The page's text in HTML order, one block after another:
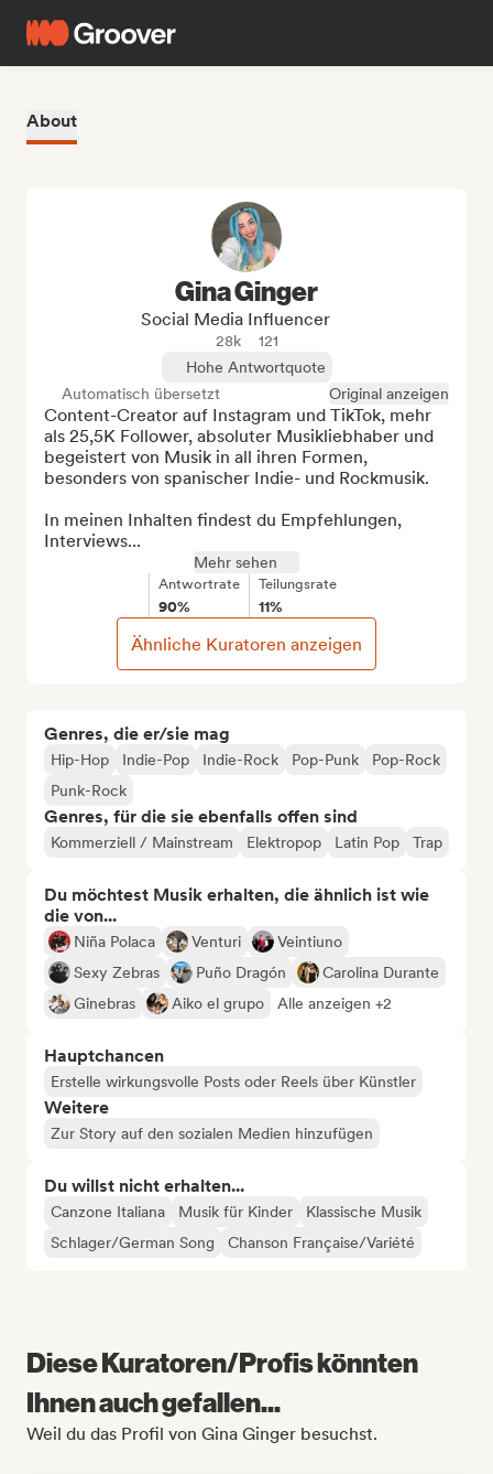
About
Genres, die er/sie mag
Hip-Hop Indie-Pop Indie-Rock Pop-Punk
Pop-Rock
Punk-Rock
Genres, für die sie ebenfalls offen sind
Kommerziell / Mainstream Elektropop Latin Pop Trap
Du möchtest Musik erhalten, die ähnlich ist wie
die von...
Niña Polaca Venturi
Veintiuno
Sexy Zebras
Puño Dragón
Carolina Durante
Ginebras
Aiko el grupo Alle anzeigen +2
Hauptchancen
Erstelle wirkungsvolle Posts oder Reels über Künstler
Weitere
Zur Story auf den sozialen Medien hinzufügen
Du willst nicht erhalten...
Canzone Italiana Musik für Kinder
Klassische Musik
Schlager/German Song
Chanson Française/Variété
Gina Ginger
Social Media Influencer
28k
121
Hohe Antwortquote
Automatisch übersetzt
Original anzeigen
Content-Creator auf Instagram und TikTok, mehr
als 25,5K Follower, absoluter Musikliebhaber und
begeistert von Musik in all ihren Formen,
besonders von spanischer Indie- und Rockmusik.
In meinen Inhalten findest du Empfehlungen,
Interviews...
Mehr sehen
Antwortrate
90%
Teilungsrate
11%
Ähnliche Kuratoren anzeigen
Diese Kuratoren/Profis könnten
Ihnen auch gefallen...
Weil du das Profil von Gina Ginger besuchst.